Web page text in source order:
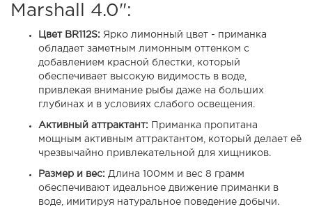
Marshall 4.0":
Цвет BR112S: Ярко лимонный цвет - приманка
обладает заметным лимонным оттенком с
добавлением красной блестки, который
обеспечивает высокую видимость в воде,
привлекая внимание рыбы даже на больших
глубинах и в условиях слабого освещения.
Активный аттрактант: Приманка пропитана
мощным активным аттрактантом, который делает её
чрезвычайно привлекательной для хищников.
Размер и вес: Длина 100мм и вес 8 грамм
обеспечивают идеальное движение приманки в
воде, имитируя натуральное поведение добычи.